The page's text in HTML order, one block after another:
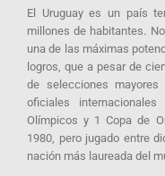
El Uruguay es un país
millones de habitantes.
una de las máximas
logros, que a pesar de
de selecciones
oficiales
Olímpicos y 1 Copa de
1980, pero jugado entre
nación más laureada del